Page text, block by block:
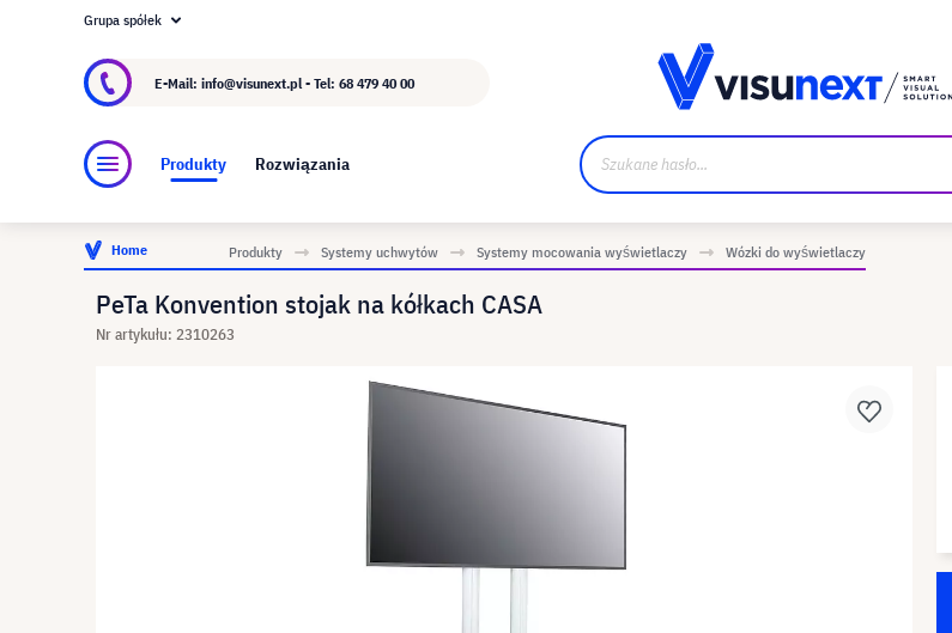
O visunext.pl
Grupa spółek
E-Mail: info@visunext.pl - Tel: 68 479 40 00
Produkty Rozwiązania
Home Produkty Systemy uchwytów Systemy mocowania wyświetlaczy Wózki do wyświetlaczy
PeTa Konvention stojak na kółkach CASA
Nr artykułu: 2310263